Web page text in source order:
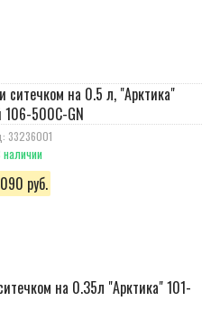
ситечком на 0.5 л, "Арктика"
106-500С-GN
33236001
руб.